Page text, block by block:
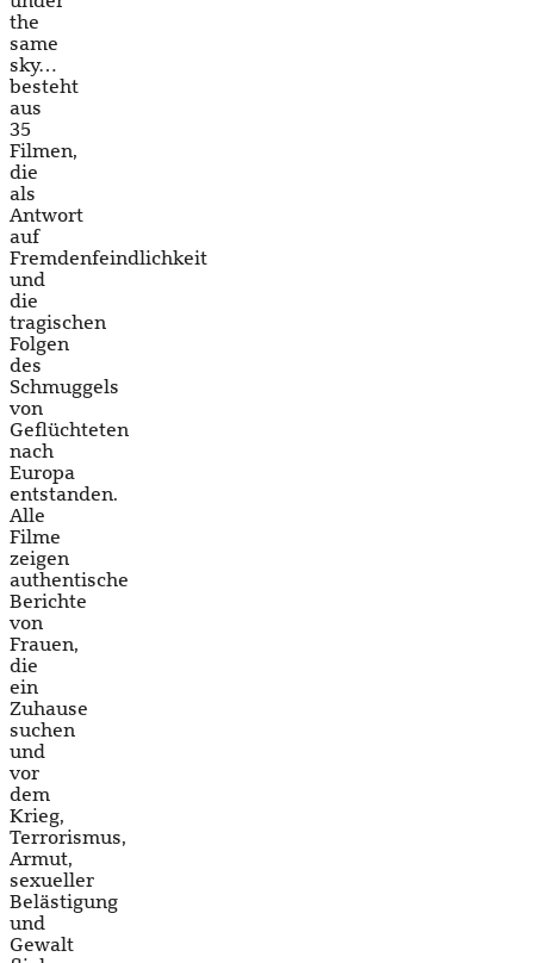
the
same
sky…
besteht
aus
35
Filmen,
die
als
Antwort
auf
Fremdenfeindlichkeit
und
die
tragischen
Folgen
des
Schmuggels
von
Geflüchteten
nach
Europa
entstanden.
Alle
Filme
zeigen
authentische
Berichte
von
Frauen,
die
ein
Zuhause
suchen
und
vor
dem
Krieg,
Terrorismus,
Armut,
sexueller
Belästigung
und
Gewalt